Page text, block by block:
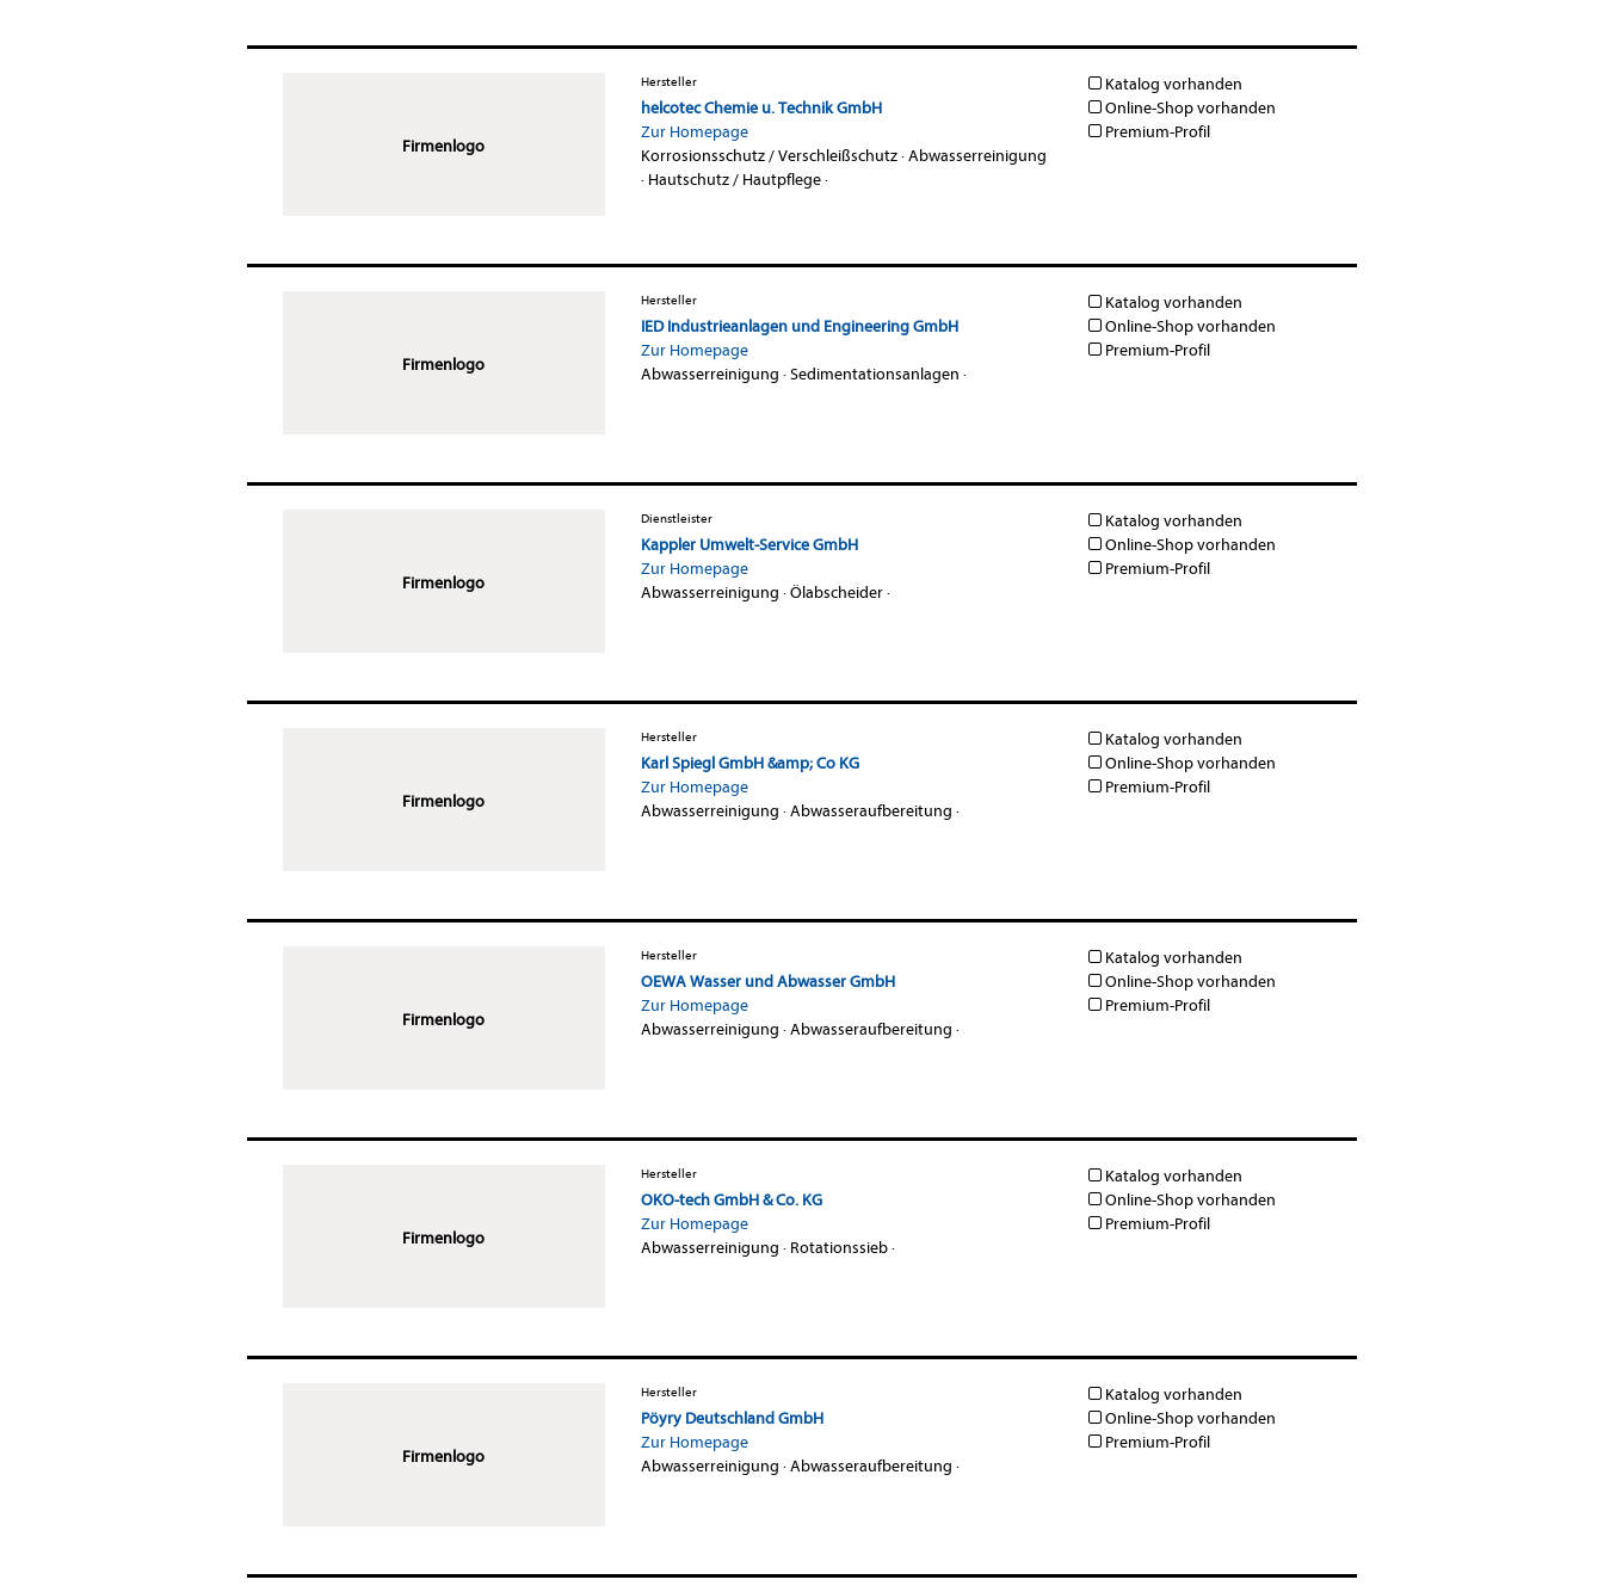
Firmenlogo
Hersteller
helcotec Chemie u. Technik GmbH
Zur Homepage
Korrosionsschutz / Verschleißschutz·Abwasserreinigung
· Hautschutz / Hautpflege·
Katalog vorhanden
Online-Shop vorhanden
Premium-Profil
Firmenlogo
Hersteller
IED Industrieanlagen und Engineering GmbH
Zur Homepage
Abwasserreinigung ·Sedimentationsanlagen ·
Katalog vorhanden
Online-Shop vorhanden
Premium-Profil
Firmenlogo
Dienstleister
Kappler Umwelt-Service GmbH
Zur Homepage
Abwasserreinigung ·Ölabscheider·
Katalog vorhanden
Online-Shop vorhanden
Premium-Profil
Firmenlogo
Hersteller
Karl Spiegl GmbH &amp; Co KG
Zur Homepage
Abwasserreinigung ·Abwasseraufbereitung ·
Katalog vorhanden
Online-Shop vorhanden
Premium-Profil
Firmenlogo
Hersteller
OEWA Wasser und Abwasser GmbH
Zur Homepage
Abwasserreinigung ·Abwasseraufbereitung ·
Katalog vorhanden
Online-Shop vorhanden
Premium-Profil
Firmenlogo
Hersteller
OKO-tech GmbH & Co. KG
Zur Homepage
Abwasserreinigung · Rotationssieb·
Katalog vorhanden
Online-Shop vorhanden
Premium-Profil
Firmenlogo
Hersteller
Pöyry Deutschland GmbH
Zur Homepage
Abwasserreinigung ·Abwasseraufbereitung ·
Katalog vorhanden
Online-Shop vorhanden
Premium-Profil